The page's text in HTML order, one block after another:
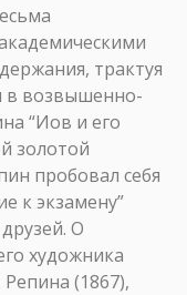
трактуя
в возвышенно-
“Иов и его
золотой
пробовал себя
к экзамену”
О
художника
(1867),